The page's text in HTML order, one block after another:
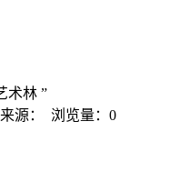
术林 ”
源： 浏览量： 0